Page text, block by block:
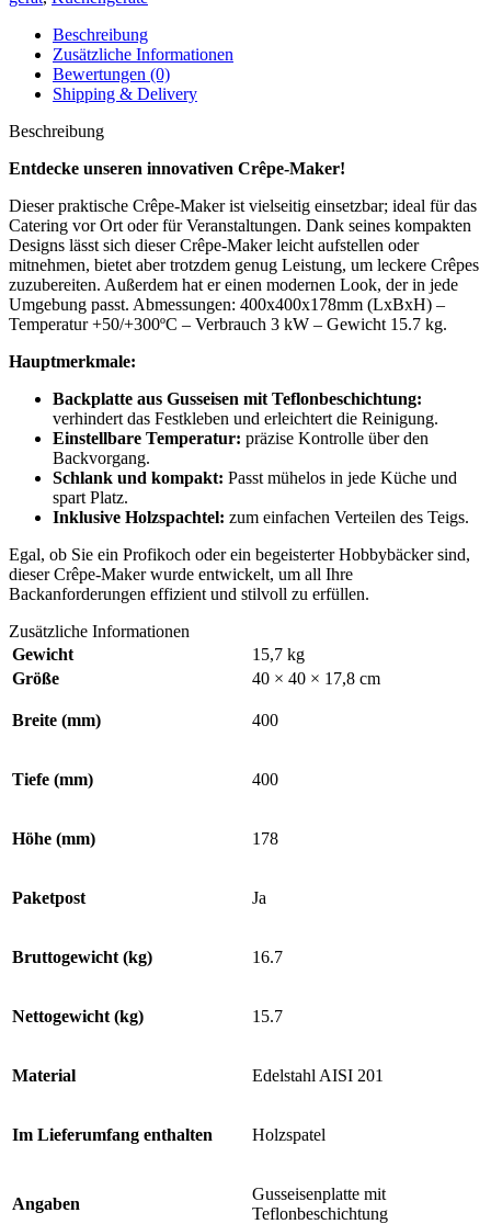
Beschreibung
Zusätzliche Informationen
Bewertungen (0)
Shipping & Delivery
Beschreibung
Entdecke unseren innovativen Crêpe-Maker!
Dieser praktische Crêpe-Maker ist vielseitig einsetzbar; ideal für das
Catering vor Ort oder für Veranstaltungen. Dank seines kompakten
Designs lässt sich dieser Crêpe-Maker leicht aufstellen oder
mitnehmen, bietet aber trotzdem genug Leistung, um leckere Crêpes
zuzubereiten. Außerdem hat er einen modernen Look, der in jede
Umgebung passt. Abmessungen: 400x400x178mm (LxBxH) –
Temperatur +50/+300ºC – Verbrauch 3 kW – Gewicht 15.7 kg.
Hauptmerkmale:
Backplatte aus Gusseisen mit Teflonbeschichtung:
verhindert das Festkleben und erleichtert die Reinigung.
Einstellbare Temperatur: präzise Kontrolle über den
Backvorgang.
Schlank und kompakt: Passt mühelos in jede Küche und
spart Platz.
Inklusive Holzspachtel: zum einfachen Verteilen des Teigs.
Egal, ob Sie ein Profikoch oder ein begeisterter Hobbybäcker sind,
dieser Crêpe-Maker wurde entwickelt, um all Ihre
Backanforderungen effizient und stilvoll zu erfüllen.
Zusätzliche Informationen
Gewicht
15,7 kg
Größe
40 × 40 × 17,8 cm
Breite (mm) 400
Tiefe (mm) 400
Höhe (mm) 178
Paketpost Ja
Bruttogewicht (kg) 16.7
Nettogewicht (kg) 15.7
Material Edelstahl AISI 201
Im Lieferumfang enthalten Holzspatel
Angaben
Gusseisenplatte mit
Teflonbeschichtung